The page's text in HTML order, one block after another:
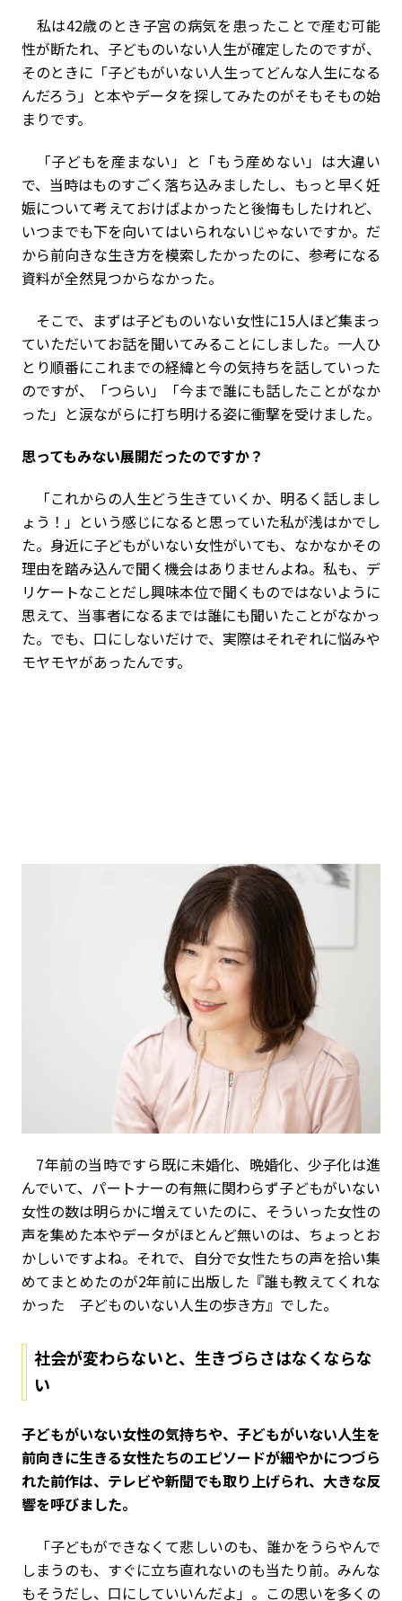
私は42歳のとき子宮の病気を患ったことで産む可能
性が断たれ、子どものいない人生が確定したのですが、
そのときに「子どもがいない人生ってどんな人生になる
んだろう」と本やデータを探してみたのがそもそもの始
まりです。
「子どもを産まない」と「もう産めない」は大違い
で、当時はものすごく落ち込みましたし、もっと早く妊
娠について考えておけばよかったと後悔もしたけれど、
いつまでも下を向いてはいられないじゃないですか。だ
から前向きな生き方を模索したかったのに、参考になる
資料が全然見つからなかった。
そこで、まずは子どものいない女性に15人ほど集まっ
ていただいてお話を聞いてみることにしました。一人ひ
とり順番にこれまでの経緯と今の気持ちを話していった
のですが、「つらい」「今まで誰にも話したことがなか
った」と涙ながらに打ち明ける姿に衝撃を受けました。
――思ってもみない展開だったのですか？
「これからの人生どう生きていくか、明るく話しまし
ょう！」という感じになると思っていた私が浅はかでし
た。身近に子どもがいない女性がいても、なかなかその
理由を踏み込んで聞く機会はありませんよね。私も、デ
リケートなことだし興味本位で聞くものではないように
思えて、当事者になるまでは誰にも聞いたことがなかっ
た。でも、口にしないだけで、実際はそれぞれに悩みや
モヤモヤがあったんです。
7年前の当時ですら既に未婚化、晩婚化、少子化は進
んでいて、パートナーの有無に関わらず子どもがいない
女性の数は明らかに増えていたのに、そういった女性の
声を集めた本やデータがほとんど無いのは、ちょっとお
かしいですよね。それで、自分で女性たちの声を拾い集
めてまとめたのが2年前に出版した『誰も教えてくれな
かった 子どものいない人生の歩き方』でした。
社会が変わらないと、生きづらさはなくならな
い
――子どもがいない女性の気持ちや、子どもがいない人生を
前向きに生きる女性たちのエピソードが細やかにつづら
れた前作は、テレビや新聞でも取り上げられ、大きな反
響を呼びました。
「子どもができなくて悲しいのも、誰かをうらやんで
しまうのも、すぐに立ち直れないのも当たり前。みんな
もそうだし、口にしていいんだよ」。この思いを多くの